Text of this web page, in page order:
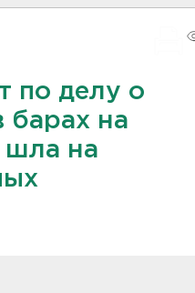
по делу о
барах на
шла на